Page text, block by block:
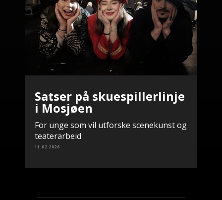
Satser på skuespillerlinje
i Mosjøen
For unge som vil utforske scenekunst og
teaterarbeid
11.02.2026